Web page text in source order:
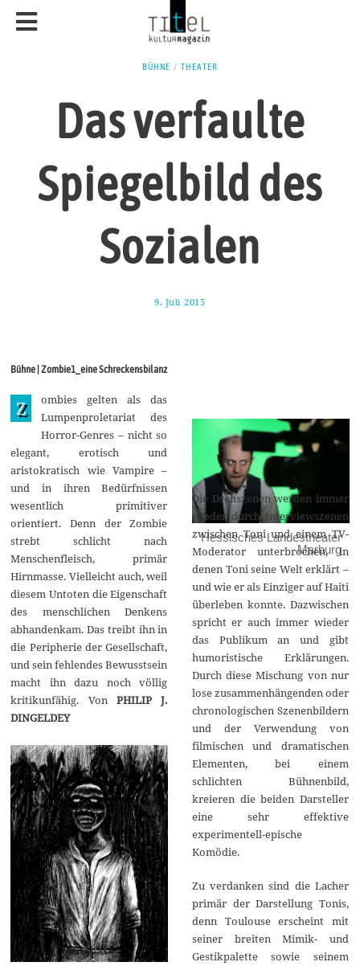
BÜHNE / THEATER
Das verfaulte
Spiegelbild des
Sozialen
9. Juli 2015
0
Bühne | Zombie1_eine Schreckensbilanz
Z
ombies gelten als das
Lumpenproletariat des
Horror-Genres – nicht so
elegant, erotisch und
aristokratisch wie Vampire –
und in ihren Bedürfnissen
wesentlich primitiver
orientiert. Denn der Zombie
strebt schlicht nach
Menschenfleisch, primär
Hirnmasse. Vielleicht auch, weil
diesem Untoten die Eigenschaft
des menschlichen Denkens
abhandenkam. Das treibt ihn in
die Peripherie der Gesellschaft,
und sein fehlendes Bewusstsein
macht ihn dazu noch völlig
kritikunfähig. VonPHILIP J.
DINGELDEY
Hessisches Landestheater
Marburg
Die Drehszenen werden immer
wieder durch Interviewszenen
zwischen Toni und einem TV-
Moderator unterbrochen, in
denen Toni seine Welt erklärt –
und wie er als Einziger auf Haiti
überleben konnte. Dazwischen
spricht er auch immer wieder
das Publikum an und gibt
humoristische Erklärungen.
Durch diese Mischung von nur
lose zusammenhängenden oder
chronologischen Szenenbildern
und der Verwendung von
filmischen und dramatischen
Elementen, bei einem
schlichten Bühnenbild,
kreieren die beiden Darsteller
eine sehr effektive
experimentell-epische
Komödie.
Zu verdanken sind die Lacher
primär der Darstellung Tonis,
denn Toulouse erscheint mit
seiner breiten Mimik- und
Gestikpalette sowie seinem